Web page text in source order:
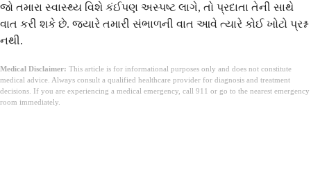
જો તમારા સ્વાસ્થ્ય વિશે કંઈપણ અસ્પષ્ટ લાગે, તો પ્રદાતા તેની સાથે
વાત કરી શકે છે. જ્યારે તમારી સંભાળની વાત આવે ત્યારે કોઈ ખોટો પ્રશ્ન
નથી.
Medical Disclaimer: This article is for informational purposes only and does not constitute
medical advice. Always consult a qualified healthcare provider for diagnosis and treatment
decisions. If you are experiencing a medical emergency, call 911 or go to the nearest emergency
room immediately.